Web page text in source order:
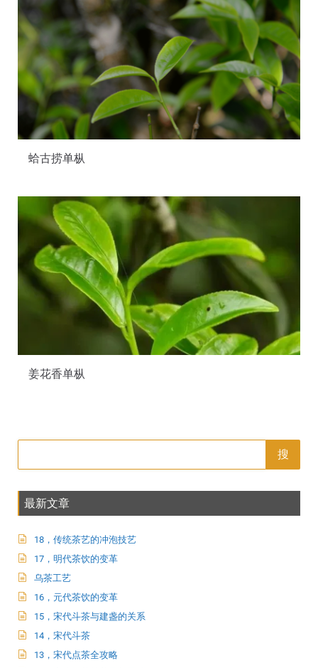
蛤古捞单枞
姜花香单枞
搜
最新文章
18，传统茶艺的冲泡技艺
17，明代茶饮的变革
乌茶工艺
16，元代茶饮的变革
15，宋代斗茶与建盏的关系
14，宋代斗茶
13，宋代点茶全攻略